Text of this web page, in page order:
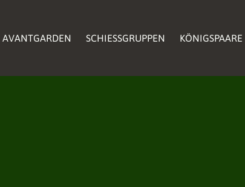
AVANTGARDEN SCHIESSGRUPPEN KÖNIGSPAARE